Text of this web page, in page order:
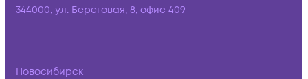
344000, ул. Береговая, 8, офис 409
Новосибирск